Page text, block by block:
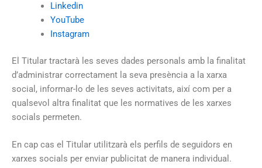
Linkedin
YouTube
Instagram
El Titular tractarà les seves dades personals amb la finalitat
d’administrar correctament la seva presència a la xarxa
social, informar-lo de les seves activitats, així com per a
qualsevol altra finalitat que les normatives de les xarxes
socials permeten.
En cap cas el Titular utilitzarà els perfils de seguidors en
xarxes socials per enviar publicitat de manera individual.